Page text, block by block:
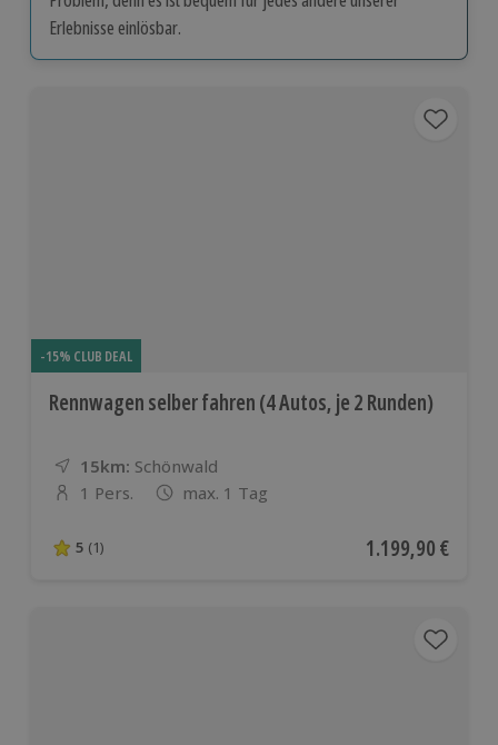
Erlebnisse einlösbar.
-15% CLUB DEAL
Rennwagen selber fahren (4 Autos, je 2 Runden)
15km: Entfernung
Standort
Schönwald
Anzahl der Teilnehmer
1 Pers. max. 1 Tag
5 von 5 Sternen basierend auf 1 Bewertungen
5 (1) Aktueller Preis
1.199,90 €